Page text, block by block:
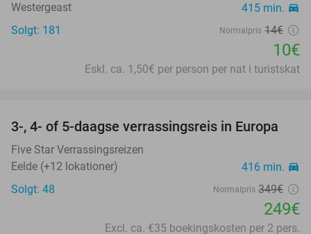
Westergeast 415 min. directions_car
Solgt: 181 Normalpris 14€
10€
Eskl. ca. 1,50€ per person per nat i turistskat
29%
3-, 4- of 5-daagse verrassingsreis in Europa
Five Star Verrassingsreizen
Eelde (+12 lokationer)
416 min. directions_car
Solgt: 48 Normalpris 349€
249€
Excl. ca. €35 boekingskosten per 2 pers.